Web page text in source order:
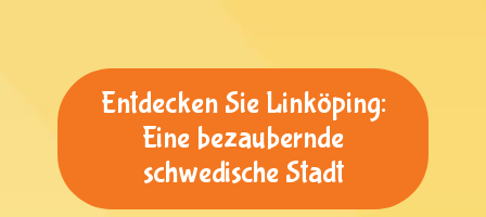
Entdecken Sie Linköping:
Eine bezaubernde
schwedische Stadt